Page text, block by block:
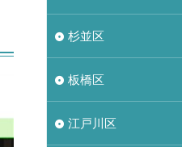
杉並区
板橋区
江戸川区